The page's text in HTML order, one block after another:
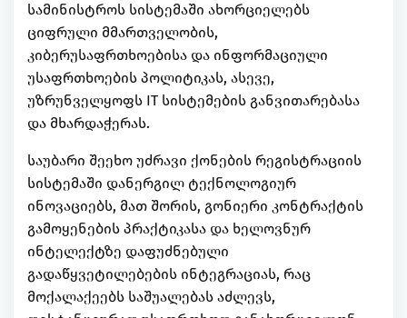
სამინისტროს სისტემაში ახორციელებს
ციფრული მმართველობის,
კიბერუსაფრთხოებისა და ინფორმაციული
უსაფრთხოების პოლიტიკას, ასევე,
უზრუნველყოფს IT სისტემების განვითარებასა
და მხარდაჭერას.
საუბარი შეეხო უძრავი ქონების რეგისტრაციის
სისტემაში დანერგილ ტექნოლოგიურ
ინოვაციებს, მათ შორის, გონიერი კონტრაქტის
გამოყენების პრაქტიკასა და ხელოვნურ
ინტელექტზე დაფუძნებული
გადაწყვეტილებების ინტეგრაციას, რაც
მოქალაქეებს საშუალებას აძლევს,